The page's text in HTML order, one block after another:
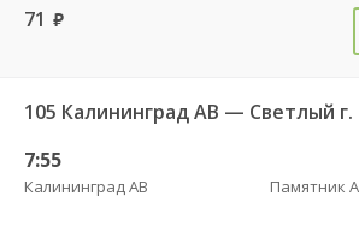
71 руб.
105 Калининград АВ — Светлый г.
7:55
Калининград АВ